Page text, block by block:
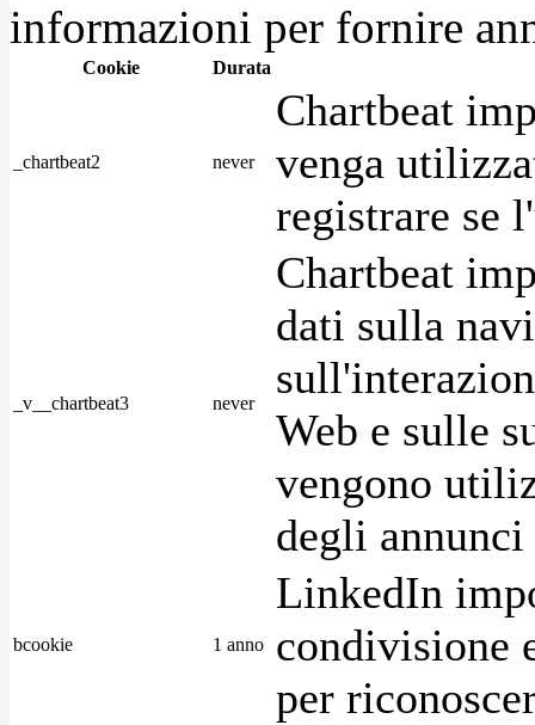
informazioni per fornire
Cookie Durata
_chartbeat2 never
Chartbeat
venga
registrare se
_v__chartbeat3 never
Chartbeat
dati sulla
Web e sulle
vengono
degli
bcookie 1 anno
LinkedIn
condivisione
per